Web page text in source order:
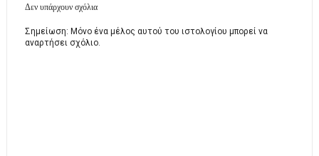
Δεν υπάρχουν σχόλια
Σημείωση: Μόνο ένα μέλος αυτού του ιστολογίου μπορεί να
αναρτήσει σχόλιο.